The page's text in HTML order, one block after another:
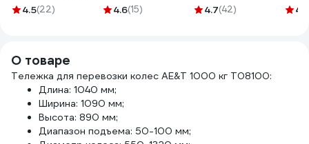
г/м2 GVL-200
4.5(22)
4.6(15)
4.7(42) 4.6
О товаре
Тележка для перевозки колес AE&T 1000 кг T08100:
Длина: 1040 мм;
Ширина: 1090 мм;
Высота: 890 мм;
Диапазон подъема: 50-100 мм;